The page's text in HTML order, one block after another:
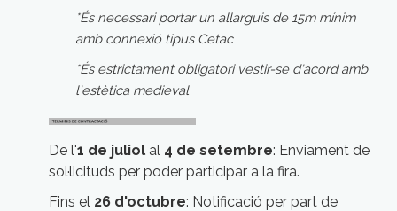
*És necessari portar un allarguis de 15m mínim
amb connexió tipus Cetac
*És estrictament obligatori vestir-se d'acord amb
l'estètica medieval
De l'1 de juliol al 4 de setembre: Enviament de
sol·licituds per poder participar a la fira.
Fins el 26 d'octubre: Notificació per part de